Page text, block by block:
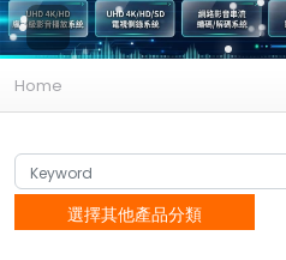
Home
選擇其他產品分類